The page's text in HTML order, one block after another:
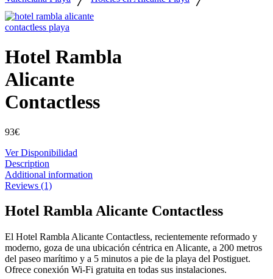
Hotel Rambla
Alicante
Contactless
93€
Ver Disponibilidad
Description
Additional information
Reviews (1)
Hotel Rambla Alicante Contactless
El Hotel Rambla Alicante Contactless, recientemente reformado y
moderno, goza de una ubicación céntrica en Alicante, a 200 metros
del paseo marítimo y a 5 minutos a pie de la playa del Postiguet.
Ofrece conexión Wi-Fi gratuita en todas sus instalaciones.